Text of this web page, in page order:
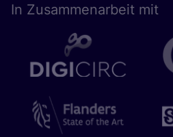
In Zusam­men­ar­beit mit